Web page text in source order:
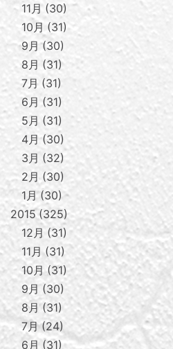
11月 30
10月
31
9月
30
8月
31
7月 31
6月
31
5月
31
4月
30
3月
32
2月
30
1月 30
2015 325
12月
31
11月
31
10月 31
9月
30
8月
31
7月 24
6月
31